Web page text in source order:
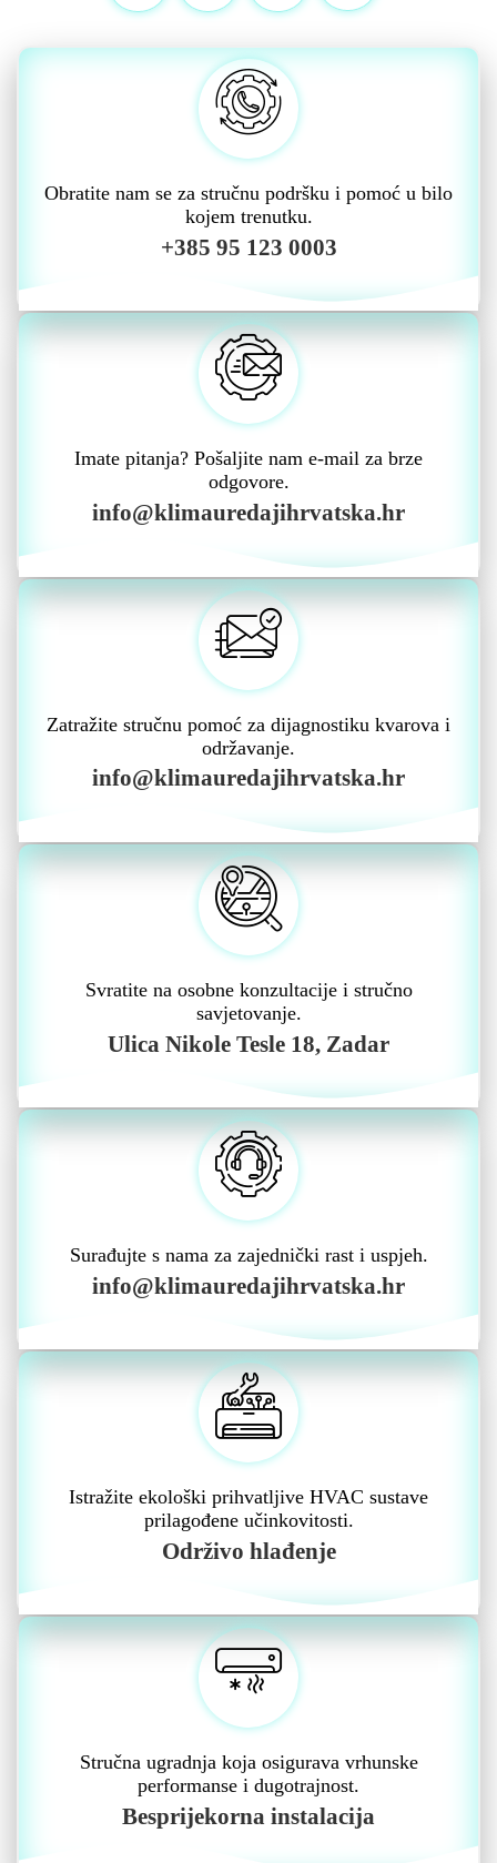
Obratite nam se za stručnu podršku i pomoć u bilo
kojem trenutku.
+385 95 123 0003
Imate pitanja? Pošaljite nam e-mail za brze
odgovore.
info@klimauredajihrvatska.hr
Zatražite stručnu pomoć za dijagnostiku kvarova i
održavanje.
info@klimauredajihrvatska.hr
Svratite na osobne konzultacije i stručno
savjetovanje.
Ulica Nikole Tesle 18, Zadar
Surađujte s nama za zajednički rast i uspjeh.
info@klimauredajihrvatska.hr
Istražite ekološki prihvatljive HVAC sustave
prilagođene učinkovitosti.
Održivo hlađenje
Stručna ugradnja koja osigurava vrhunske
performanse i dugotrajnost.
Besprijekorna instalacija